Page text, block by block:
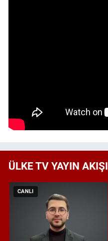
ÜLKE TV YAYIN AKIŞI
CANLI